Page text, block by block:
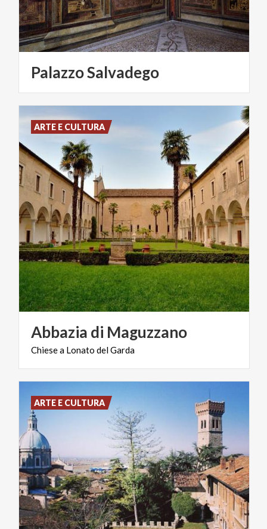
PalazzoSalvadego
Abbazia di Maguzzano
Chiesea Lonato delGarda
ARTE E CULTURA
ARTE E CULTURA